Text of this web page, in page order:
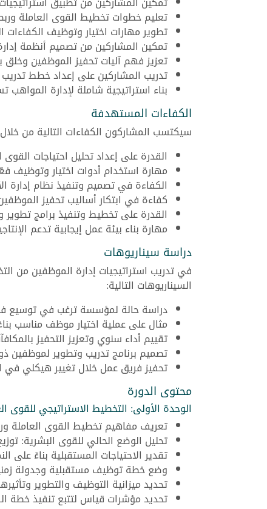
تعليم خطوات تخطيط القوى العاملة
تطوير مهارات اختيار وتوظيف الكفاءات
تمكين المشاركين من تصميم أنظمة إدارة
تعزيز فهم آليات تحفيز الموظفين وخلق
تدريب المشاركين على إعداد خطط
بناء استراتيجية شاملة لإدارة
الكفاءات المستهدفة
سيكتسب المشاركون الكفاءات التالية من
القدرة على إعداد تحليل احتياجات
مهارة استخدام أدوات اختيار وتوظيف
الكفاءة في تصميم وتنفيذ نظام إدارة
كفاءة في ابتكار أساليب تحفيز الموظفين
القدرة على تخطيط وتنفيذ برامج تطوير
مهارة بناء بيئة عمل إيجابية تدعم
دراسة سيناريوهات
في تدريب استراتيجيات إدارة الموظفين من
السيناريوهات التالية:
دراسة حالة لمؤسسة ترغب في توسيع
مثال على عملية اختيار موظف مناسب
تقييم أداء سنوي وتعزيز التحفيز
تصميم برنامج تدريب وتطوير لموظفين
تحفيز فريق عمل خلال تغيير هيكلي
محتوى الدورة
الوحدة الأولى: التخطيط الاستراتيجي للقوى
تعريف مفاهيم تخطيط القوى العاملة
تحليل الوضع الحالي للقوى البشرية:
تقدير الاحتياجات المستقبلية بناءً على
وضع خطة توظيف مستقبلية وجدولة زمنية
تحديد ميزانية التوظيف والتطوير
تحديد مؤشرات قياس لتتبع تنفيذ خطة